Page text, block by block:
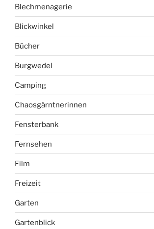
Blechmenagerie
Blickwinkel
Bücher
Burgwedel
Camping
Chaosgärntnerinnen
Fensterbank
Fernsehen
Film
Freizeit
Garten
Gartenblick